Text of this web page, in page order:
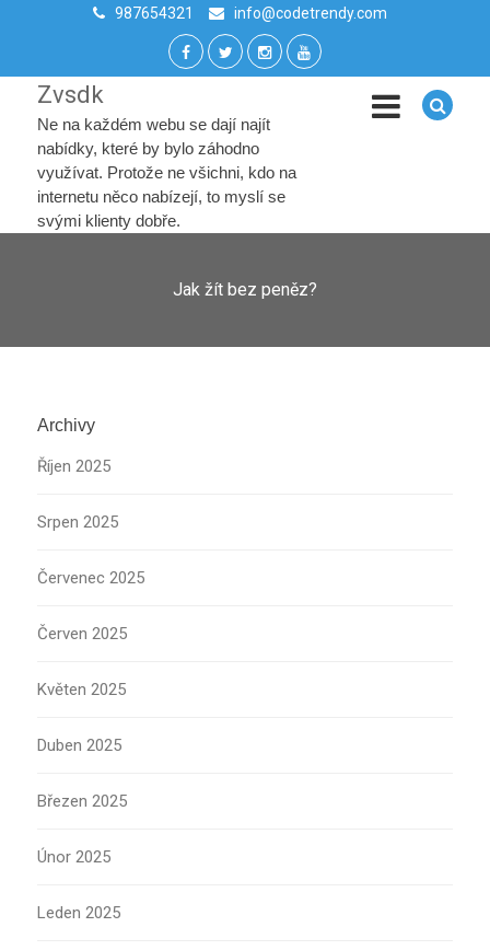
987654321 info@codetrendy.com
Zvsdk
Ne na každém webu se dají najít
nabídky, které by bylo záhodno
využívat. Protože ne všichni, kdo na
internetu něco nabízejí, to myslí se
svými klienty dobře.
Jak žít bez peněz?
Archivy
Říjen 2025
Srpen 2025
Červenec 2025
Červen 2025
Květen 2025
Duben 2025
Březen 2025
Únor 2025
Leden 2025